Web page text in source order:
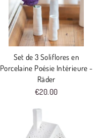
Set de 3 Soliflores en
Porcelaine Poésie Intérieure -
Räder
€20.00